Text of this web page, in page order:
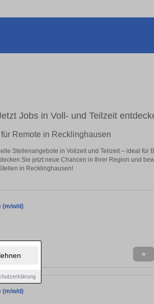
Jobs in Voll- und Teilzeit
Remote in Recklinghausen
Stellenangebote in Vollzeit und Teilzeit – ideal für
Sie jetzt neue Chancen in Ihrer Region und
in Recklinghausen!
(m/w/d)
★
(m/w/d)